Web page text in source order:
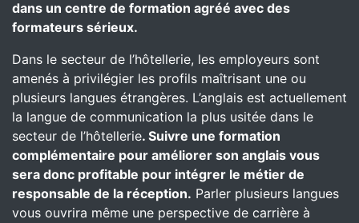
dans un centre de formation agréé avec des
formateurs sérieux.
Dans le secteur de l’hôtellerie, les employeurs sont
amenés à privilégier les profils maîtrisant une ou
plusieurs langues étrangères. L’anglais est actuellement
la langue de communication la plus usitée dans le
secteur de l’hôtellerie. Suivre une formation
complémentaire pour améliorer son anglais vous
sera donc profitable pour intégrer le métier de
responsable de la réception. Parler plusieurs langues
vous ouvrira même une perspective de carrière à